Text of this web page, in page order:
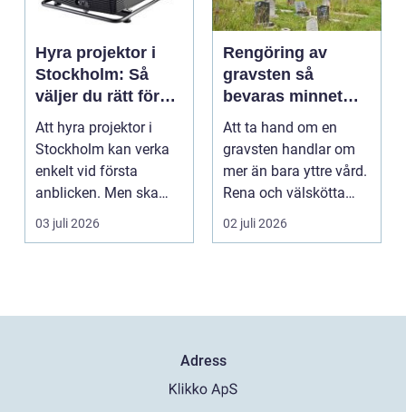
Hyra projektor i
Stockholm: Så
väljer du rätt för
ditt event
Att hyra projektor i
Stockholm kan verka
enkelt vid första
anblicken. Men ska
bilden vara stor,...
03 juli 2026
Rengöring av
gravsten så
bevaras minnet
med omsorg
Att ta hand om en
gravsten handlar om
mer än bara yttre vård.
Rena och välskötta
gravar signalerar o...
02 juli 2026
Adress